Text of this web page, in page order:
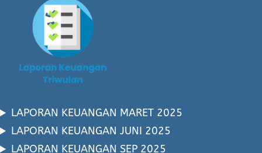
LAPORAN KEUANGAN MARET 2025
LAPORAN KEUANGAN JUNI 2025
LAPORAN KEUANGAN SEP 2025